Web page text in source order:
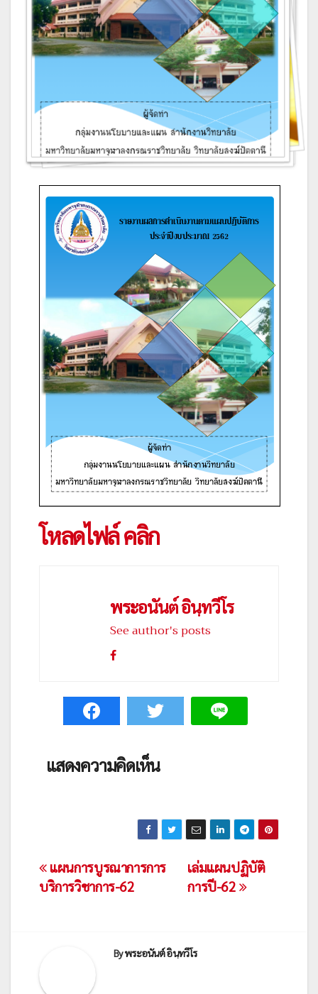
โหลดไฟล์ คลิก
พระอนันต์ อินฺทวีโร
See author's posts
แสดงความคิดเห็น
เมนู
นำทาง
เล่มแผนปฏิบัติ
การปี-62
แผนการบูรณาการการ
บริการวิชาการ-62
Byพระอนันต์ อินฺทวีโร